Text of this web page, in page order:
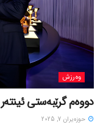
وەرزش
دووەم گرێبەستی
حوزه‌یران 7, 2025